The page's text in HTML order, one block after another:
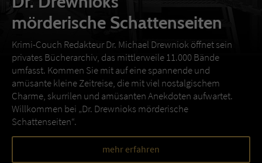
mörderische Schattenseiten
Krimi-Couch Redakteur Dr. Michael Drewniok öffnet sein
privates Bücherarchiv, das mittlerweile 11.000 Bände
umfasst. Kommen Sie mit auf eine spannende und
amüsante kleine Zeitreise, die mit viel nostalgischem
Charme, skurrilen und amüsanten Anekdoten aufwartet.
Willkommen bei „Dr. Drewnioks mörderische
Schattenseiten“.
mehr erfahren